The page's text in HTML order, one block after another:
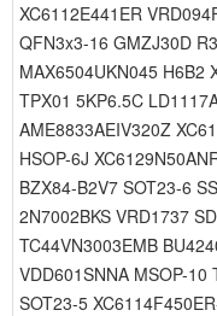
XC6112E441ER
QFN3x3-16 GMZJ30D
MAX6504UKN045 H6B2
TPX01 5KP6.5C
AME8833AEIV320Z
HSOP-6J
BZX84-B2V7 SOT23-6
2N7002BKS VRD1737
TC44VN3003EMB
VDD601SNNA MSOP-10
SOT23-5